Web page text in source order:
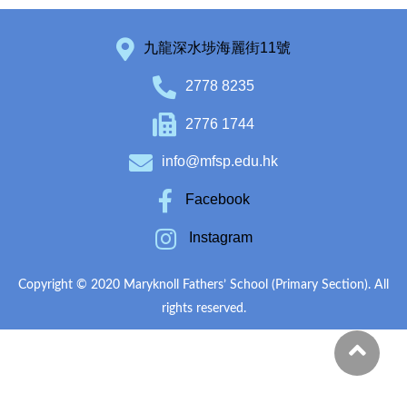
九龍深水埗海麗街11號
2778 8235
2776 1744
info@mfsp.edu.hk
Facebook
Instagram
Copyright © 2020 Maryknoll Fathers’ School (Primary Section). All
rights reserved.